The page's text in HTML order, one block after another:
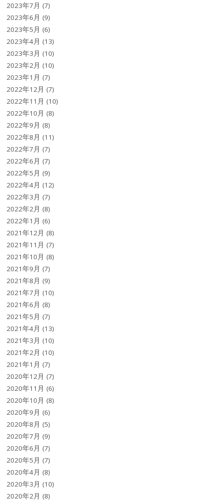
2023年7月 (7)
2023年6月 (9)
2023年5月 (6)
2023年4月 (13)
2023年3月 (10)
2023年2月 (10)
2023年1月 (7)
2022年12月 (7)
2022年11月 (10)
2022年10月 (8)
2022年9月 (8)
2022年8月 (11)
2022年7月 (7)
2022年6月 (7)
2022年5月 (9)
2022年4月 (12)
2022年3月 (7)
2022年2月 (8)
2022年1月 (6)
2021年12月 (8)
2021年11月 (7)
2021年10月 (8)
2021年9月 (7)
2021年8月 (9)
2021年7月 (10)
2021年6月 (8)
2021年5月 (7)
2021年4月 (13)
2021年3月 (10)
2021年2月 (10)
2021年1月 (7)
2020年12月 (7)
2020年11月 (6)
2020年10月 (8)
2020年9月 (6)
2020年8月 (5)
2020年7月 (9)
2020年6月 (7)
2020年5月 (7)
2020年4月 (8)
2020年3月 (10)
2020年2月 (8)